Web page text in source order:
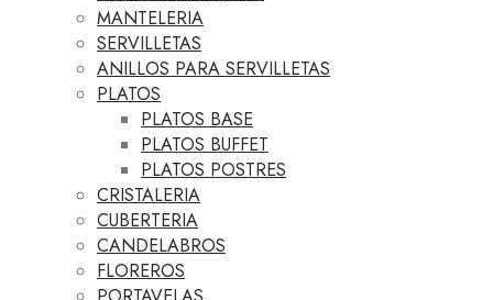
MANTELERIA
SERVILLETAS
ANILLOS PARA SERVILLETAS
PLATOS
PLATOS BASE
PLATOS BUFFET
PLATOS POSTRES
CRISTALERIA
CUBERTERIA
CANDELABROS
FLOREROS